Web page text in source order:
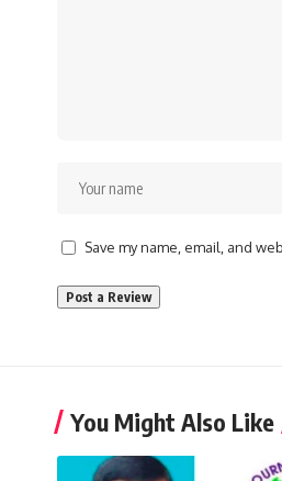
Save my name, email, and
You Might Also Like